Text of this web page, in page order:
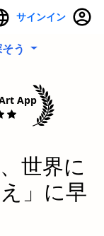
サインイン
う
App
世界に
」に早